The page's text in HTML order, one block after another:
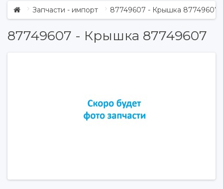
Запчасти - импорт 87749607 - Крышка 87749607
87749607 - Крышка 87749607